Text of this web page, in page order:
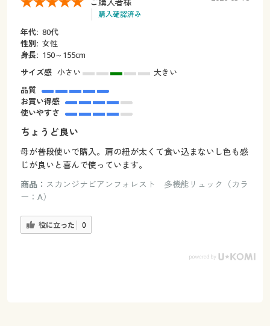
購入確認済み
年代: 80代
性別: 女性
身長: 150～155cm
サイズ感 小さい
大きい
品質
お買い得感
使いやすさ
ちょうど良い
母が普段使いで購入。肩の紐が太くて食い込まないし色も感
じが良いと喜んで使っています。
商品： スカンジナビアンフォレスト 多機能リュック（カラ
ー：A）
役に立った 0